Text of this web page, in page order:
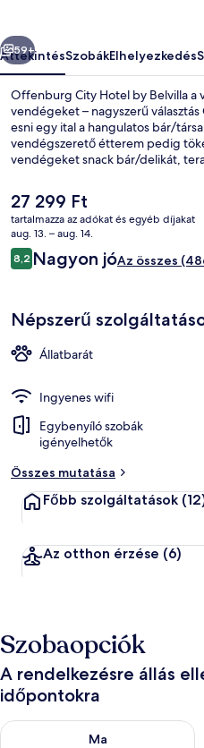
Következő
59+
ÁttekintésSzobákElhelyezkedés
Offenburg City Hotel by Belvilla a
vendégeket – nagyszerű
esni egy ital a hangulatos bár/
vendégszerető étterem pedig
vendégeket snack bár/delikát,
segítőkész személyzet.
A
jelenlegi
ár
27 299 Ft
27 299 Ft
tartalmazza az adókat és egyéb díjakat
aug. 13. – aug. 14.
Értékelések
8,28,2 ennyiből: 10
Nagyon jóAz összes
Népszerű
Állatbarát
Ingyenes wifi
Egybenyíló szobák
igényelhetők
Összes mutatása
Főbb szolgáltatások
Az otthon érzése (6)
Szobaopciók
A rendelkezésre állás
időpontokra
Ma
A ma esti rendelkezésre állás